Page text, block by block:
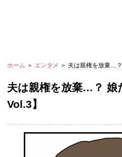
ホーム ＞ エンタメ ＞ 夫は親権を放棄…
夫は親権を放棄…？ 娘
Vol.3】